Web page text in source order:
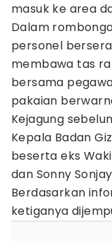
masuk ke area
Dalam
personel
membawa tas
bersama
pakaian
Kejagung
Kepala Badan
beserta eks
dan Sonny
Berdasarkan
ketiganya